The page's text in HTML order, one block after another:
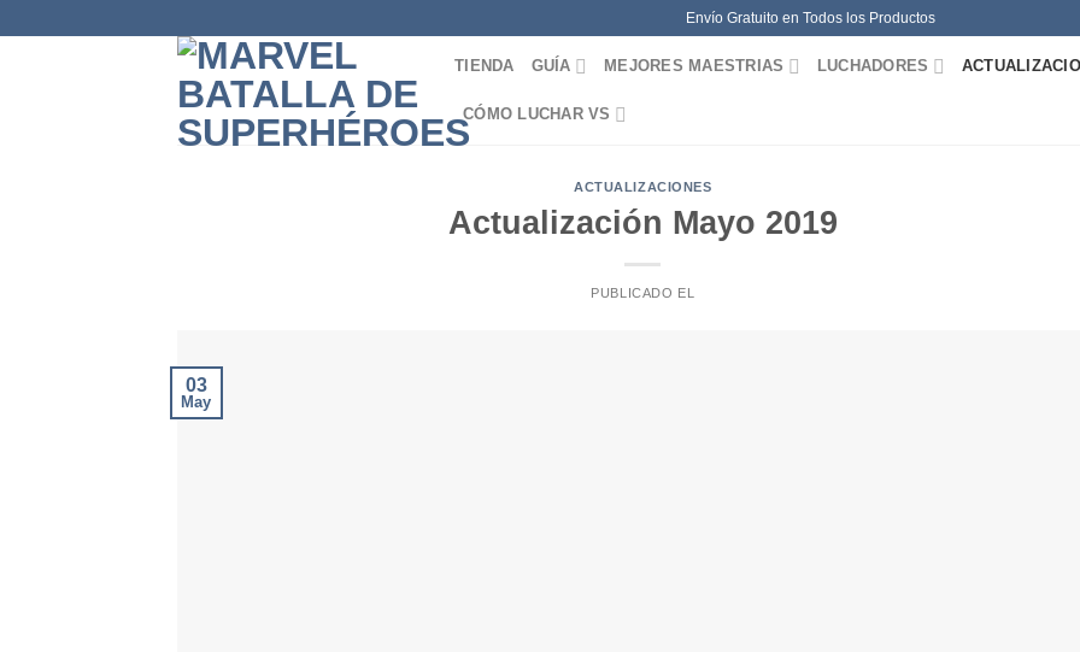
Envío Gratuito en Todos los Productos
TIENDA GUÍA MEJORES MAESTRIAS LUCHADORES
CÓMO LUCHAR VS
ACTUALIZACIONES
Actualización Mayo 2019
PUBLICADO EL
03
May